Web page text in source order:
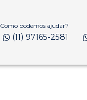
Como podemos ajudar?
(11) 97165-2581